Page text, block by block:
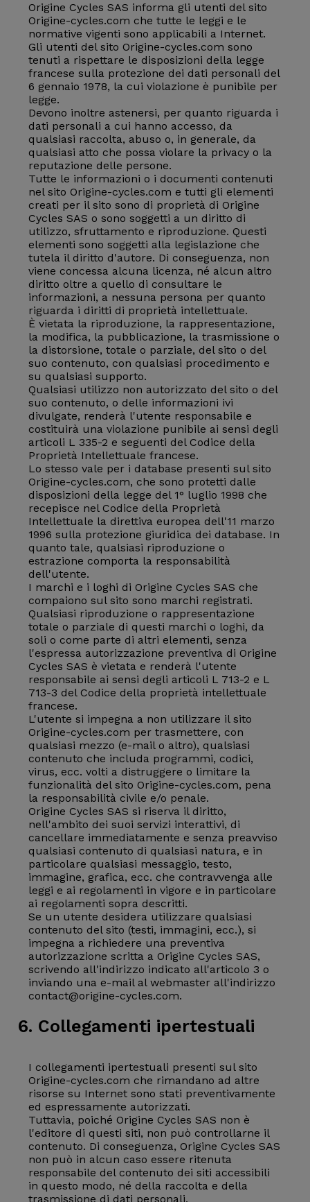
Origine Cycles SAS informa gli utenti del sito
Origine-cycles.com che tutte le leggi e le
normative vigenti sono applicabili a Internet.
Gli utenti del sito Origine-cycles.com sono
tenuti a rispettare le disposizioni della legge
francese sulla protezione dei dati personali del
6 gennaio 1978, la cui violazione è punibile per
legge.
Devono inoltre astenersi, per quanto riguarda i
dati personali a cui hanno accesso, da
qualsiasi raccolta, abuso o, in generale, da
qualsiasi atto che possa violare la privacy o la
reputazione delle persone.
Tutte le informazioni o i documenti contenuti
nel sito Origine-cycles.com e tutti gli elementi
creati per il sito sono di proprietà di Origine
Cycles SAS o sono soggetti a un diritto di
utilizzo, sfruttamento e riproduzione. Questi
elementi sono soggetti alla legislazione che
tutela il diritto d'autore. Di conseguenza, non
viene concessa alcuna licenza, né alcun altro
diritto oltre a quello di consultare le
informazioni, a nessuna persona per quanto
riguarda i diritti di proprietà intellettuale.
È vietata la riproduzione, la rappresentazione,
la modifica, la pubblicazione, la trasmissione o
la distorsione, totale o parziale, del sito o del
suo contenuto, con qualsiasi procedimento e
su qualsiasi supporto.
Qualsiasi utilizzo non autorizzato del sito o del
suo contenuto, o delle informazioni ivi
divulgate, renderà l'utente responsabile e
costituirà una violazione punibile ai sensi degli
articoli L 335-2 e seguenti del Codice della
Proprietà Intellettuale francese.
Lo stesso vale per i database presenti sul sito
Origine-cycles.com, che sono protetti dalle
disposizioni della legge del 1° luglio 1998 che
recepisce nel Codice della Proprietà
Intellettuale la direttiva europea dell'11 marzo
1996 sulla protezione giuridica dei database. In
quanto tale, qualsiasi riproduzione o
estrazione comporta la responsabilità
dell'utente.
I marchi e i loghi di Origine Cycles SAS che
compaiono sul sito sono marchi registrati.
Qualsiasi riproduzione o rappresentazione
totale o parziale di questi marchi o loghi, da
soli o come parte di altri elementi, senza
l'espressa autorizzazione preventiva di Origine
Cycles SAS è vietata e renderà l'utente
responsabile ai sensi degli articoli L 713-2 e L
713-3 del Codice della proprietà intellettuale
francese.
L'utente si impegna a non utilizzare il sito
Origine-cycles.com per trasmettere, con
qualsiasi mezzo (e-mail o altro), qualsiasi
contenuto che includa programmi, codici,
virus, ecc. volti a distruggere o limitare la
funzionalità del sito Origine-cycles.com, pena
la responsabilità civile e/o penale.
Origine Cycles SAS si riserva il diritto,
nell'ambito dei suoi servizi interattivi, di
cancellare immediatamente e senza preavviso
qualsiasi contenuto di qualsiasi natura, e in
particolare qualsiasi messaggio, testo,
immagine, grafica, ecc. che contravvenga alle
leggi e ai regolamenti in vigore e in particolare
ai regolamenti sopra descritti.
Se un utente desidera utilizzare qualsiasi
contenuto del sito (testi, immagini, ecc.), si
impegna a richiedere una preventiva
autorizzazione scritta a Origine Cycles SAS,
scrivendo all'indirizzo indicato all'articolo 3 o
inviando una e-mail al webmaster all'indirizzo
contact@origine-cycles.com.
6. Collegamenti ipertestuali
I collegamenti ipertestuali presenti sul sito
Origine-cycles.com che rimandano ad altre
risorse su Internet sono stati preventivamente
ed espressamente autorizzati.
Tuttavia, poiché Origine Cycles SAS non è
l'editore di questi siti, non può controllarne il
contenuto. Di conseguenza, Origine Cycles SAS
non può in alcun caso essere ritenuta
responsabile del contenuto dei siti accessibili
in questo modo, né della raccolta e della
trasmissione di dati personali,